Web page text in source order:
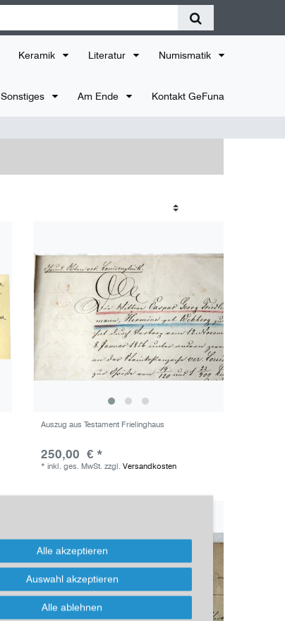
Keramik Literatur Numismatik
Sonstiges Am Ende Kontakt GeFuna
Auszug aus Testament Frielinghaus
250,00 € *
*inkl. ges. MwSt. zzgl.Versandkosten
Alle akzeptieren
Auswahl akzeptieren
Alle ablehnen